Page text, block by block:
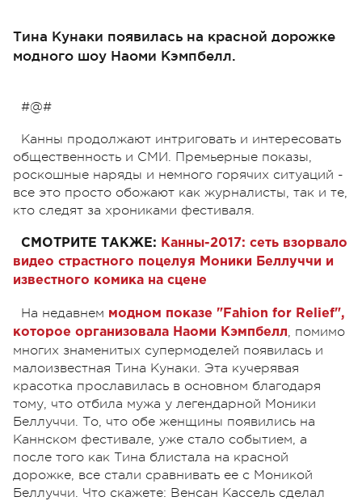
Тина Кунаки появилась на красной дорожке
модного шоу Наоми Кэмпбелл.
#@#
Канны продолжают интриговать и интересовать
общественность и СМИ. Премьерные показы,
роскошные наряды и немного горячих ситуаций -
все это просто обожают как журналисты, так и те,
кто следят за хрониками фестиваля.
СМОТРИТЕ ТАКЖЕ: Канны-2017: сеть взорвало
видео страстного поцелуя Моники Беллуччи и
известного комика на сцене
На недавнем модном показе "Fahion for Relief",
которое организовала Наоми Кэмпбелл, помимо
многих знаменитых супермоделей появилась и
малоизвестная Тина Кунаки. Эта кучерявая
красотка прославилась в основном благодаря
тому, что отбила мужа у легендарной Моники
Беллуччи. То, что обе женщины появились на
Каннском фестивале, уже стало событием, а
после того как Тина блистала на красной
дорожке, все стали сравнивать ее с Моникой
Беллуччи. Что скажете: Венсан Кассель сделал